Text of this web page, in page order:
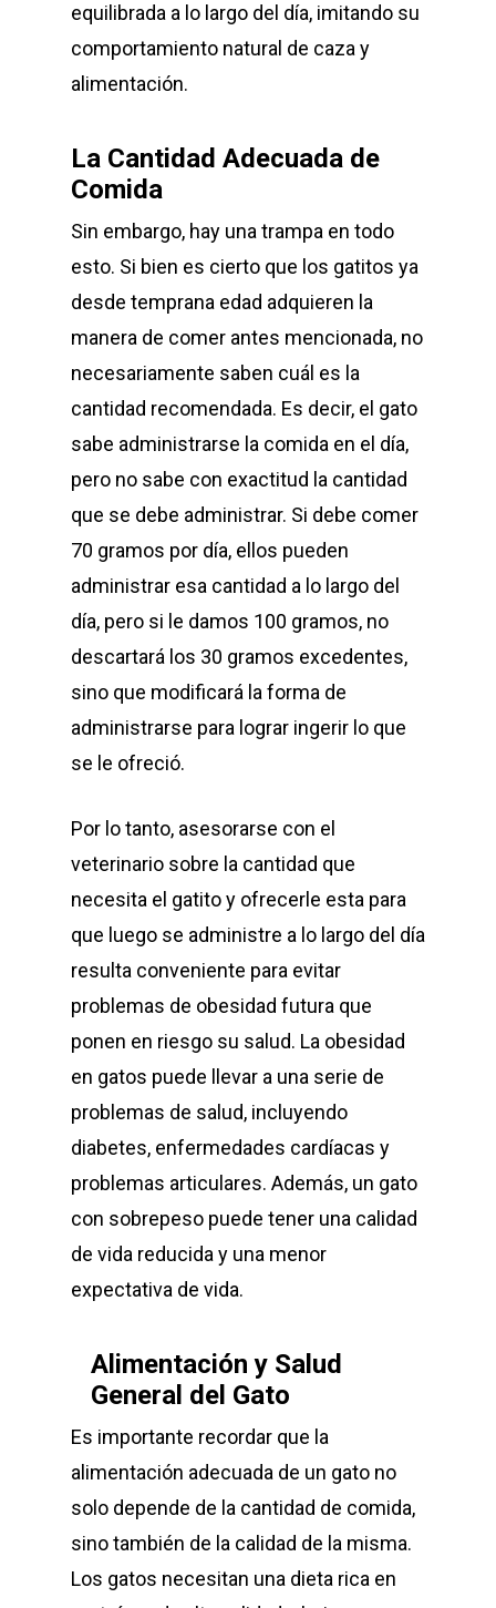
equilibrada a lo largo del día, imitando su
comportamiento natural de caza y
alimentación.
La Cantidad Adecuada de
Comida
Sin embargo, hay una trampa en todo
esto. Si bien es cierto que los gatitos ya
desde temprana edad adquieren la
manera de comer antes mencionada, no
necesariamente saben cuál es la
cantidad recomendada. Es decir, el gato
sabe administrarse la comida en el día,
pero no sabe con exactitud la cantidad
que se debe administrar. Si debe comer
70 gramos por día, ellos pueden
administrar esa cantidad a lo largo del
día, pero si le damos 100 gramos, no
descartará los 30 gramos excedentes,
sino que modificará la forma de
administrarse para lograr ingerir lo que
se le ofreció.
Por lo tanto, asesorarse con el
veterinario sobre la cantidad que
necesita el gatito y ofrecerle esta para
que luego se administre a lo largo del día
resulta conveniente para evitar
problemas de obesidad futura que
ponen en riesgo su salud. La obesidad
en gatos puede llevar a una serie de
problemas de salud, incluyendo
diabetes, enfermedades cardíacas y
problemas articulares. Además, un gato
con sobrepeso puede tener una calidad
de vida reducida y una menor
expectativa de vida.
Alimentación y Salud
General del Gato
Es importante recordar que la
alimentación adecuada de un gato no
solo depende de la cantidad de comida,
sino también de la calidad de la misma.
Los gatos necesitan una dieta rica en